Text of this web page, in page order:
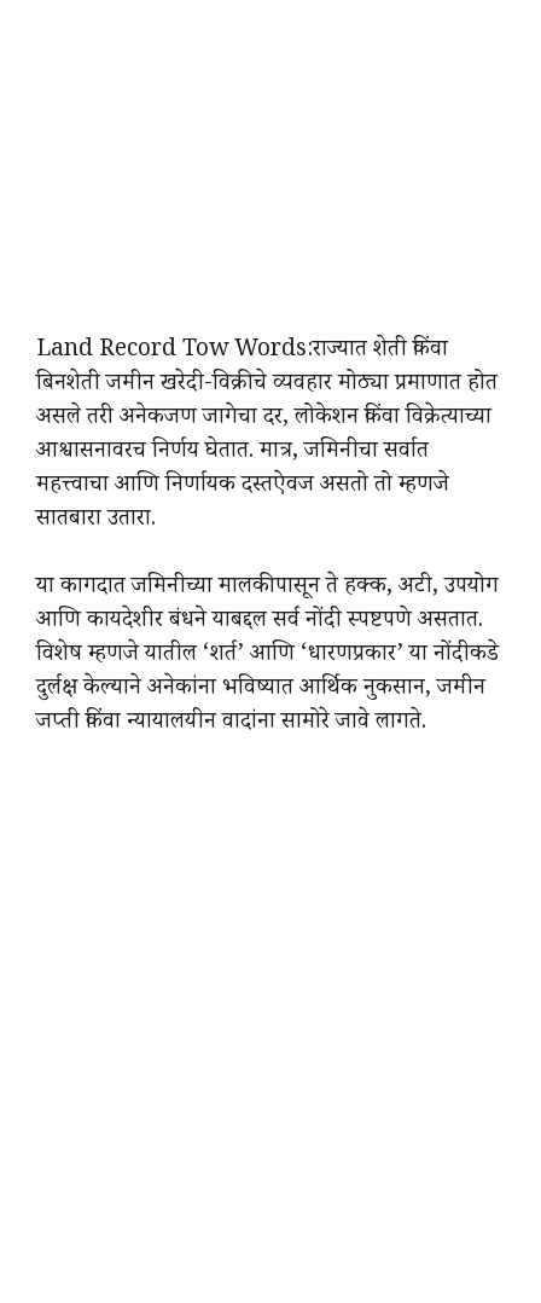
Land Record Tow Words:राज्यात शेती किंवा
बिनशेती जमीन खरेदी-विक्रीचे व्यवहार मोठ्या प्रमाणात होत
असले तरी अनेकजण जागेचा दर, लोकेशन किंवा विक्रेत्याच्या
आश्वासनावरच निर्णय घेतात. मात्र, जमिनीचा सर्वात
महत्त्वाचा आणि निर्णायक दस्तऐवज असतो तो म्हणजे
सातबारा उतारा.
या कागदात जमिनीच्या मालकीपासून ते हक्क, अटी, उपयोग
आणि कायदेशीर बंधने याबद्दल सर्व नोंदी स्पष्टपणे असतात.
विशेष म्हणजे यातील ‘शर्त’ आणि ‘धारणप्रकार’ या नोंदीकडे
दुर्लक्ष केल्याने अनेकांना भविष्यात आर्थिक नुकसान, जमीन
जप्ती किंवा न्यायालयीन वादांना सामोरे जावे लागते.